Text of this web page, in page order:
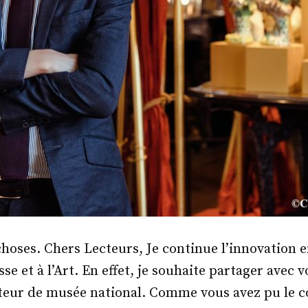
Chers Lecteurs, Je continue l’innovation
et à l’Art. En effet, je souhaite partager avec
de musée national. Comme vous avez pu le